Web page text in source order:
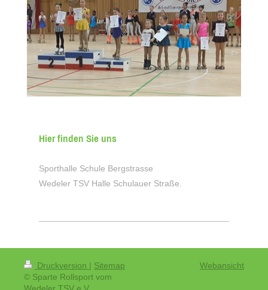
Hier finden Sie uns
Sporthalle Schule Bergstrasse
Wedeler TSV Halle Schulauer Straße.
Druckversion | Sitemap
© Sparte Rollsport vom
Webansicht